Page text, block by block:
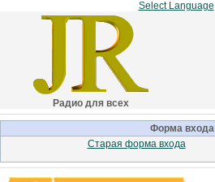
Select Language
Радио для всех
Форма входа
Старая форма входа